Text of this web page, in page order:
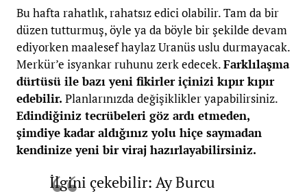
Bu hafta rahatlık, rahatsız edici olabilir. Tam da bir
düzen tutturmuş, öyle ya da böyle bir şekilde devam
ediyorken maalesef haylaz Uranüs uslu durmayacak.
Merkür’e isyankar ruhunu zerk edecek.Farklılaşma
dürtüsü ile bazı yeni fikirler içinizi kıpır kıpır
edebilir. Planlarınızda değişiklikler yapabilirsiniz.
Edindiğiniz tecrübeleri göz ardı etmeden,
şimdiye kadar aldığınız yolu hiçe saymadan
kendinize yeni bir viraj hazırlayabilirsiniz.
İlgini çekebilir: Ay Burcu